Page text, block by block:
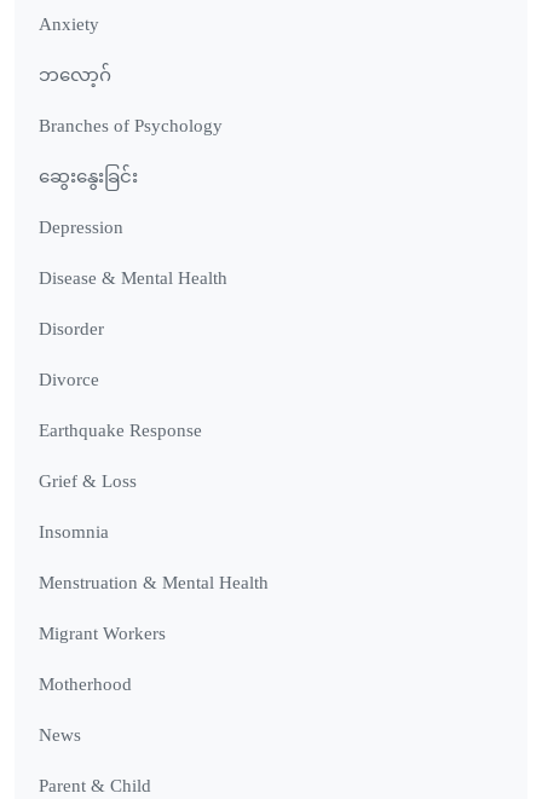
Anxiety
ဘလော့ဂ်
Branches of Psychology
ဆွေးနွေးခြင်း
Depression
Disease & Mental Health
Disorder
Divorce
Earthquake Response
Grief & Loss
Insomnia
Menstruation & Mental Health
Migrant Workers
Motherhood
News
Parent & Child